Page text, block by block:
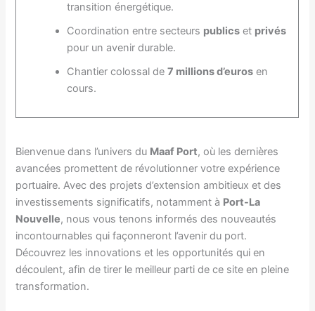
transition énergétique.
Coordination entre secteurs publicset privés
pour un avenir durable.
Chantier colossal de 7 millions d’eurosen
cours.
Bienvenue dans l’univers du Maaf Port, où les dernières
avancées promettent de révolutionner votre expérience
portuaire. Avec des projets d’extension ambitieux et des
investissements significatifs, notamment à Port-La
Nouvelle, nous vous tenons informés des nouveautés
incontournables qui façonneront l’avenir du port.
Découvrez les innovations et les opportunités qui en
découlent, afin de tirer le meilleur parti de ce site en pleine
transformation.